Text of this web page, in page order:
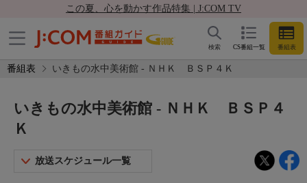
この夏、心を動かす作品特集 | J:COM TV
CS番組一覧 番組表
検索
番組表 いきもの水中美術館 - ＮＨＫ ＢＳＰ４Ｋ
いきもの水中美術館 - ＮＨＫ ＢＳＰ４
Ｋ
放送スケジュール一覧